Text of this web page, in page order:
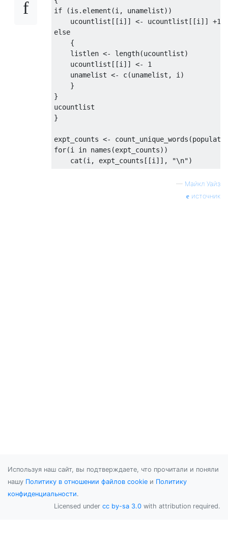
if (is.element(i, unamelist))
    ucountlist[[i]] <- ucountlist[[i]] +
1
else
    {
    listlen <- length(ucountlist)
    ucountlist[[i]] <-
1
    unamelist <- c(unamelist, i)
    }
}
ucountlist
}
for(i in names(expt_counts))
    cat(i, expt_counts[[i]],
"\n"
— Майкл Уайз
источник
Используя наш сайт, вы подтверждаете, что прочитали и поняли
нашу Политику в отношении файлов cookie и Политику
конфиденциальности.
Licensed under cc by-sa 3.0 with attribution required.